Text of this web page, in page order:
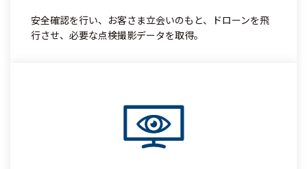
安全確認を行い、お客さま立会いのもと、ドローンを飛
行させ、必要な点検撮影データを取得。